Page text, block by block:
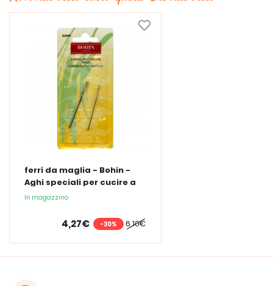
ferri da maglia - Bohin -
Aghi speciali per cucire a
mano
In magazzino
6,10€
4,27€ -30%